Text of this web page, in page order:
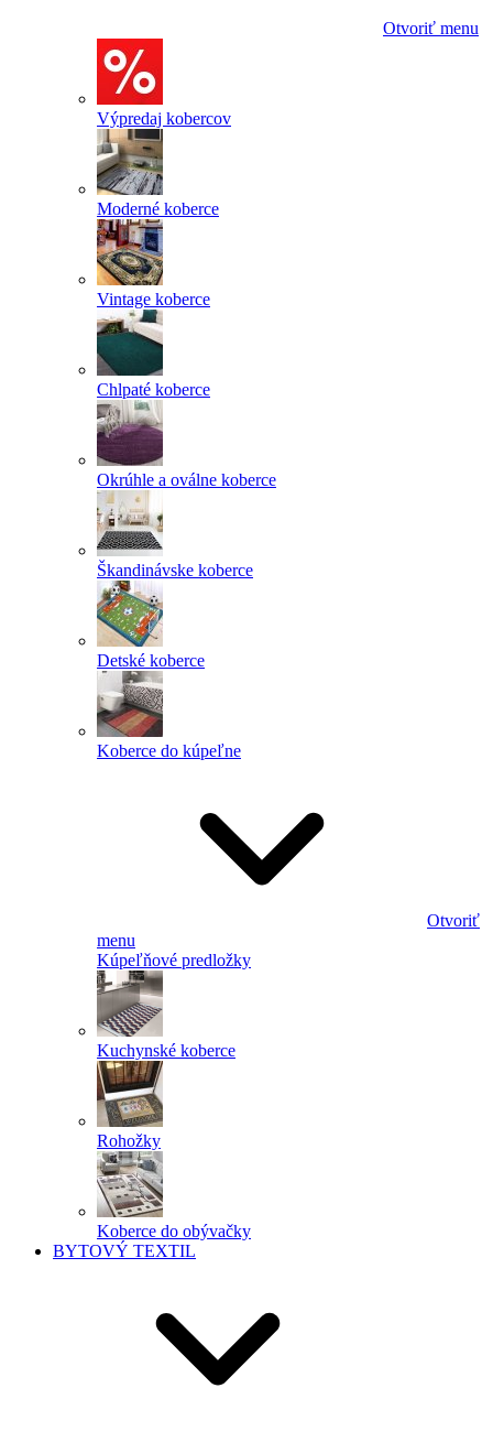
Otvoriť menu
Výpredaj kobercov
Moderné koberce
Vintage koberce
Chlpaté koberce
Okrúhle a oválne koberce
Škandinávske koberce
Detské koberce
Koberce do kúpeľne
Otvoriť
menu
Kúpeľňové predložky
Kuchynské koberce
Rohožky
Koberce do obývačky
BYTOVÝ TEXTIL